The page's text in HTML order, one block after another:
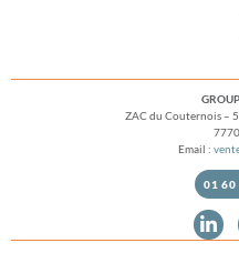
ZAC du Couternois –
Email :
01 60